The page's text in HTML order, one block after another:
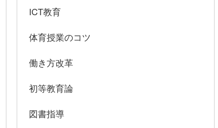
ICT教育
体育授業のコツ
働き方改革
初等教育論
図書指導